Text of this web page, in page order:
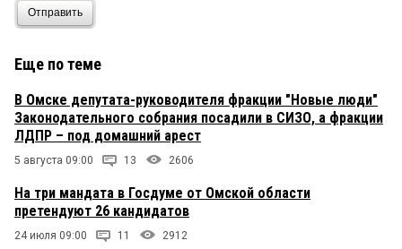
Отправить
Еще по теме
В Омске депутата-руководителя фракции "Новые люди"
Законодательного собрания посадили в СИЗО, а фракции
ЛДПР – под домашний арест
5 августа 09:00 13 2606
На три мандата в Госдуме от Омской области
претендуют 26 кандидатов
24 июля 09:00 11 2912